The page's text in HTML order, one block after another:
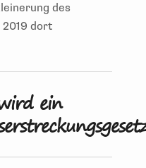
des
dort
ein